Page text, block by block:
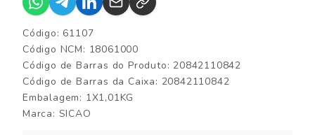
Código: 61107
Código NCM: 18061000
Código de Barras do Produto: 20842110842
Código de Barras da Caixa: 20842110842
Embalagem: 1X1,01KG
Marca: SICAO